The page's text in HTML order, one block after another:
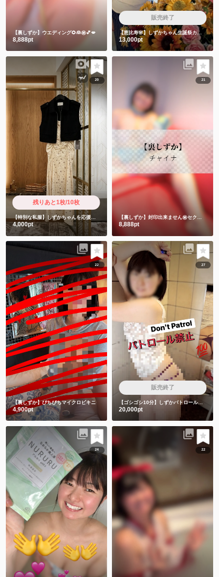
【裏しずか】ウエディング🌻👰㊙️💕💋
8,888pt
販売終了
【恵比寿🌸】しずかちゃん生誕祭カラオケ会🎤飲み放題付き
13,000pt
20
残りあと1枚/10枚
【特別な私服】しずかちゃんを応援したい人限定
4,000pt
21
8,888pt
22
【裏しずか】ぴちぴちマイクロビキニ
4,900pt
27
販売終了
【ゴシゴシ10分】しずかパトロール隊は絶対みちゃダメです🙅
20,000pt
24 22